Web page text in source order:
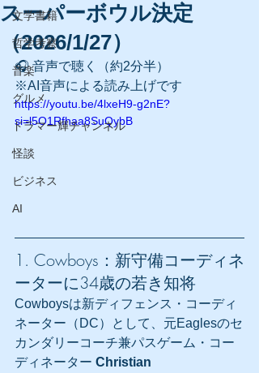
文学書籍
哲学考察
音楽
グルメ
ドラマー輝チャンネル
怪談
ビジネス
AI
スーパーボウル決定
（2026/1/27）
🎧 音声で聴く（約2分半）
※AI音声による読み上げです
https://youtu.be/4lxeH9-g2nE?
si=l5O1Rfhaa8SuQybB
1. Cowboys：新守備コーディネ
ーターに34歳の若き知将
Cowboysは新ディフェンス・コーディ
ネーター（DC）として、元Eaglesのセ
カンダリーコーチ兼パスゲーム・コー
ディネーター Christian